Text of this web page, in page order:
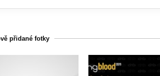
přidané fotky